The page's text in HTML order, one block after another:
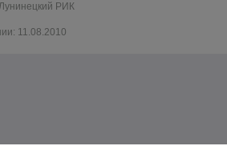
РИК
11.08.2010